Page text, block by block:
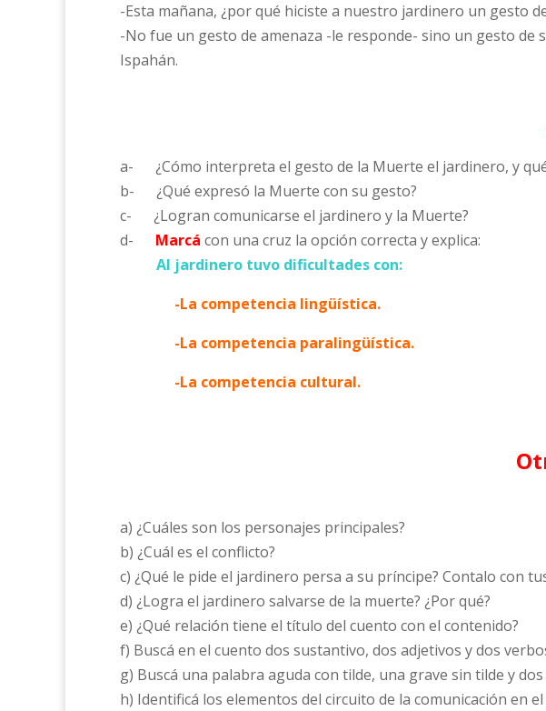
-Esta mañana, ¿por qué hiciste a nuestro jardinero un gesto
-No fue un gesto de amenaza -le responde- sino un gesto de
Ispahán.
a- ¿Cómo interpreta el gesto de la Muerte el jardinero, y
b- ¿Qué expresó la Muerte con su gesto?
c- ¿Logran comunicarse el jardinero y la Muerte?
d- Marcá con una cruz la opción correcta y explica:
Al jardinero tuvo dificultades con:
-La competencia lingüística.
-La competencia paralingüística.
-La competencia cultural.
a) ¿Cuáles son los personajes principales?
b) ¿Cuál es el conflicto?
c) ¿Qué le pide el jardinero persa a su príncipe? Contalo con
d) ¿Logra el jardinero salvarse de la muerte? ¿Por qué?
e) ¿Qué relación tiene el título del cuento con el contenido?
f) Buscá en el cuento dos sustantivo, dos adjetivos y dos
g) Buscá una palabra aguda con tilde, una grave sin tilde y
h) Identificá los elementos del circuito de la comunicación en